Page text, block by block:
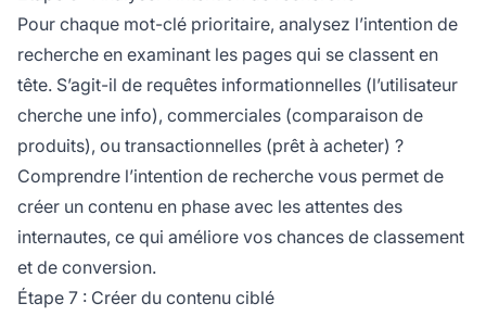
Pour chaque mot-clé prioritaire, analysez l’intention de
recherche en examinant les pages qui se classent en
tête. S’agit-il de requêtes informationnelles (l’utilisateur
cherche une info), commerciales (comparaison de
produits), ou transactionnelles (prêt à acheter) ?
Comprendre l’intention de recherche vous permet de
créer un contenu en phase avec les attentes des
internautes, ce qui améliore vos chances de classement
et de conversion.
Étape 7 : Créer du contenu ciblé